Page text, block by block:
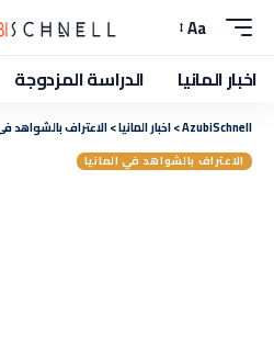
Aa
اخبار المانيا الدراسة المزدوجة
AzubiSchnell
>اخبار المانيا>الاعتراف بالشواهد
الاعتراف بالشواهد في المانيا